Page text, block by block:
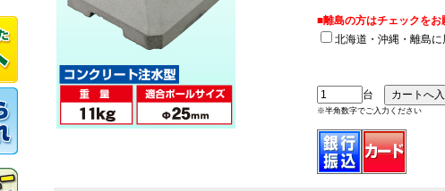
■離島の方はチェックをお
北海道・沖縄・離島
台
※半角数字でご入力ください